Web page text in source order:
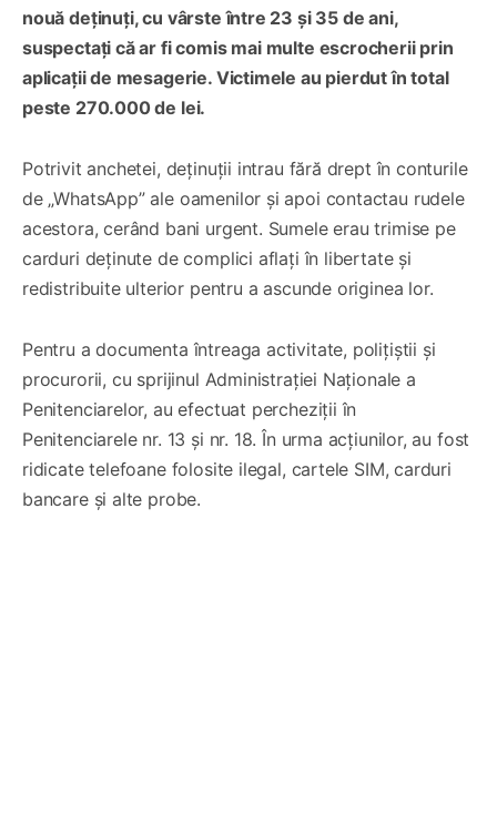
nouă deținuți, cu vârste între 23 și 35 de ani,
suspectați că ar fi comis mai multe escrocherii prin
aplicații de mesagerie. Victimele au pierdut în total
peste 270.000 de lei.
Potrivit anchetei, deținuții intrau fără drept în conturile
de „WhatsApp” ale oamenilor și apoi contactau rudele
acestora, cerând bani urgent. Sumele erau trimise pe
carduri deținute de complici aflați în libertate și
redistribuite ulterior pentru a ascunde originea lor.
Pentru a documenta întreaga activitate, polițiștii și
procurorii, cu sprijinul Administrației Naționale a
Penitenciarelor, au efectuat percheziții în
Penitenciarele nr. 13 și nr. 18. În urma acțiunilor, au fost
ridicate telefoane folosite ilegal, cartele SIM, carduri
bancare și alte probe.